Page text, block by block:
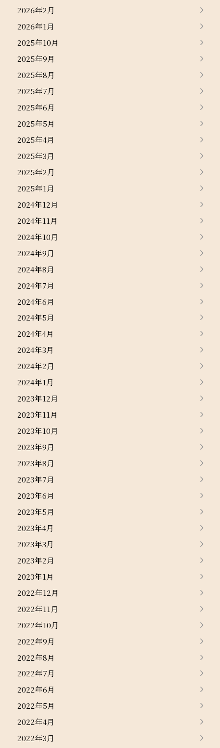
2026年2月
2026年1月
2025年10月
2025年9月
2025年8月
2025年7月
2025年6月
2025年5月
2025年4月
2025年3月
2025年2月
2025年1月
2024年12月
2024年11月
2024年10月
2024年9月
2024年8月
2024年7月
2024年6月
2024年5月
2024年4月
2024年3月
2024年2月
2024年1月
2023年12月
2023年11月
2023年10月
2023年9月
2023年8月
2023年7月
2023年6月
2023年5月
2023年4月
2023年3月
2023年2月
2023年1月
2022年12月
2022年11月
2022年10月
2022年9月
2022年8月
2022年7月
2022年6月
2022年5月
2022年4月
2022年3月